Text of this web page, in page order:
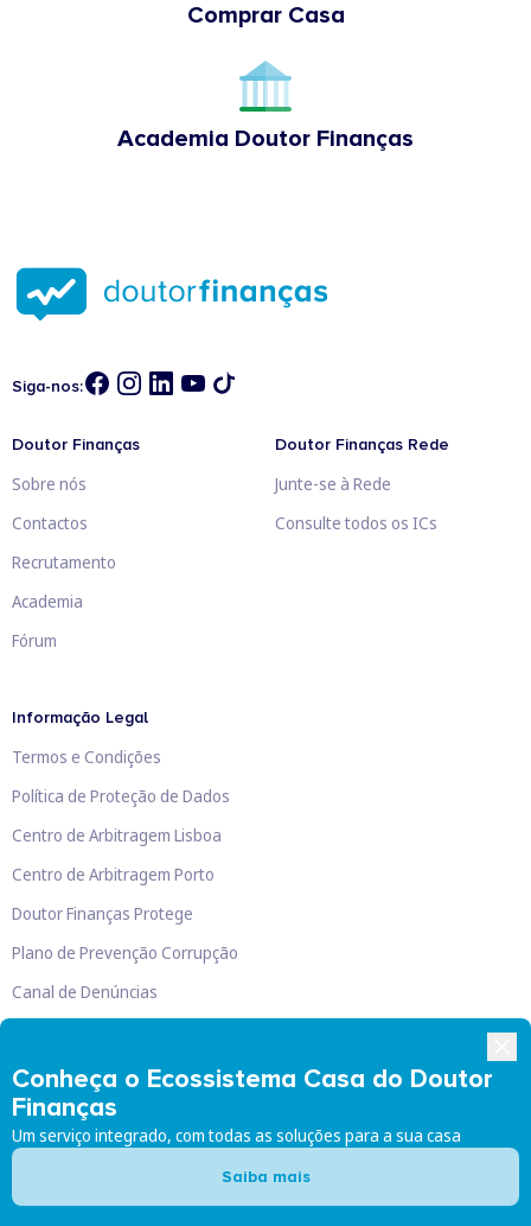
Comprar Casa
Academia Doutor Finanças
Conheça o Ecossistema Casa do Doutor
Finanças
Um serviço integrado, com todas as soluções para a sua casa
Saiba mais
Siga-nos:
Doutor Finanças
Sobre nós
Contactos
Recrutamento
Academia
Fórum
Doutor Finanças Rede
Junte-se à Rede
Consulte todos os ICs
Informação Legal
Termos e Condições
Política de Proteção de Dados
Centro de Arbitragem Lisboa
Centro de Arbitragem Porto
Doutor Finanças Protege
Plano de Prevenção Corrupção
Canal de Denúncias
Doutor Finanças, Lda